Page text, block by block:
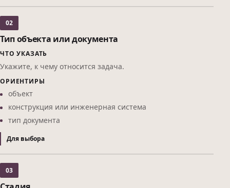
02
Тип объекта или документа
ЧТО УКАЗАТЬ
Укажите, к чему относится задача.
ОРИЕНТИРЫ
объект
конструкция или инженерная система
тип документа
Для выбора
03